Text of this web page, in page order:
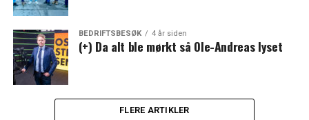
BEDRIFTSBESØK 4 år siden
(+) Da alt ble mørkt så Ole-Andreas lyset
FLERE ARTIKLER